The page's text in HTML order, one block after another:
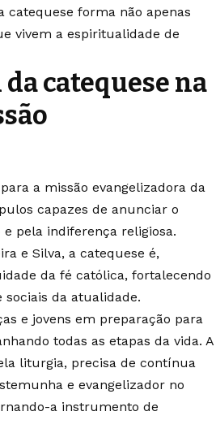
catequese forma não apenas
vivem a espiritualidade de
catequese na
a missão evangelizadora da
capazes de anunciar o
pela indiferença religiosa.
e Silva, a catequese é,
da fé católica, fortalecendo
da atualidade.
e jovens em preparação para
todas as etapas da vida. A
liturgia, precisa de contínua
e evangelizador no
a instrumento de